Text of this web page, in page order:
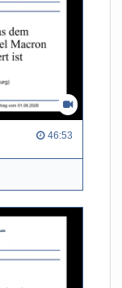
46:53